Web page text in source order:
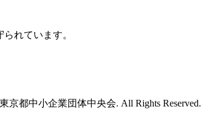
れています。
京都中小企業団体中央会. All Rights Reserved.